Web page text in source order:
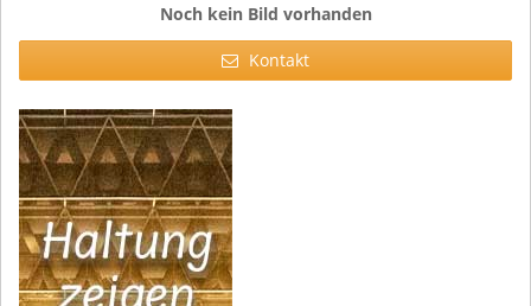
Noch kein Bild vorhanden
Kontakt